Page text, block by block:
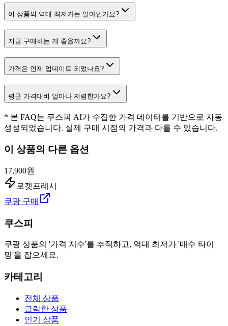
이 상품의 역대 최저가는 얼마인가요?
지금 구매하는 게 좋을까요?
가격은 언제 업데이트 되었나요?
평균 가격대비 얼마나 저렴한가요?
* 본 FAQ는 쿠스피 AI가 수집한 가격 데이터를 기반으로 자동
생성되었습니다. 실제 구매 시점의 가격과 다를 수 있습니다.
이 상품의 다른 옵션
17,900원
로켓프레시
쿠팡 구매
쿠스피
쿠팡 상품의 '가격 지수'를 추적하고, 역대 최저가 '매수 타이
밍'을 잡으세요.
카테고리
전체 상품
급락한 상품
인기 상품